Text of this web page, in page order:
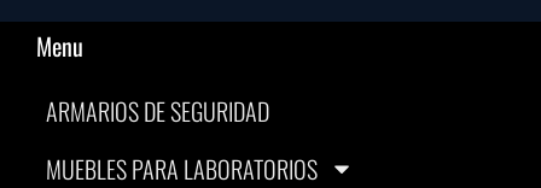
Menu
ARMARIOS DE SEGURIDAD
MUEBLES PARA LABORATORIOS